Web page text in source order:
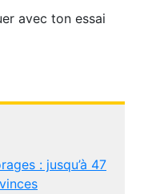
avec ton essai
: jusqu’à 47